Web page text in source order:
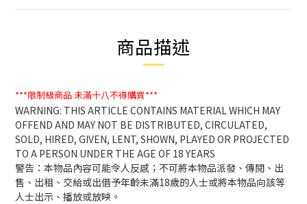
商品描述
***限制級商品未滿十八不得購買***
WARNING: THIS ARTICLE CONTAINS MATERIAL WHICH MAY
OFFEND AND MAY NOT BE DISTRIBUTED, CIRCULATED,
SOLD, HIRED, GIVEN, LENT, SHOWN, PLAYED OR PROJECTED
TO A PERSON UNDER THE AGE OF 18 YEARS
警告：本物品內容可能令人反感；不可將本物品派發、傳閱、出
售、出租、交給或出借予年齡未滿18歲的人士或將本物品向該等
人士出示、播放或放映。